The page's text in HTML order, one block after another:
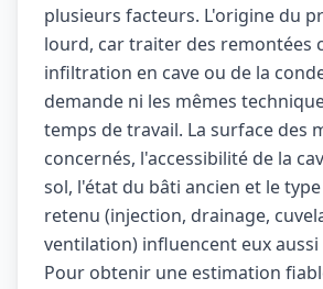
plusieurs facteurs. L'origine du
lourd, car traiter des remontées
infiltration en cave ou de la
demande ni les mêmes
temps de travail. La surface des
concernés, l'accessibilité de la
sol, l'état du bâti ancien et le
retenu (injection, drainage,
ventilation) influencent eux
Pour obtenir une estimation